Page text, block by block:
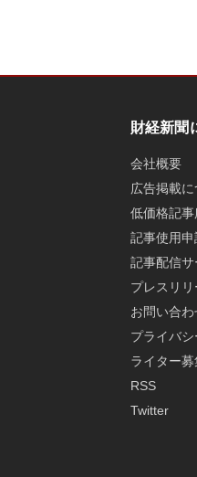
財経新聞
会社概要
広告掲載に
低価格記事
記事使用申
記事配信サ
プレスリ
お問い合わ
プライバ
ライター募
RSS
Twitter